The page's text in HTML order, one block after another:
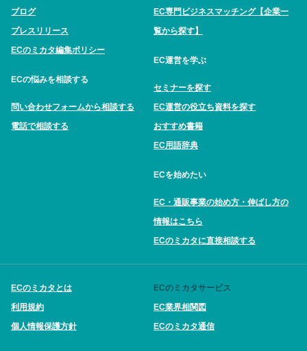
ブログ
プレスリリース
ECのミカタ編集ポリシー
ECの悩みを相談する
問い合わせフォームから相談する
電話で相談する
EC専門ビジネスマッチング【企業一
覧から探す】
EC運営を学ぶ
セミナーを探す
EC運営の役立ち資料を探す
おすすめ書籍
EC用語辞典
ECを始めたい
EC・通販事業の始め方・伸ばし方の
情報はこちら
ECのミカタに直接相談する
ECのミカタとは
利用規約
個人情報保護方針
ECのミカタサービス
EC業界相関図
ECのミカタ通信